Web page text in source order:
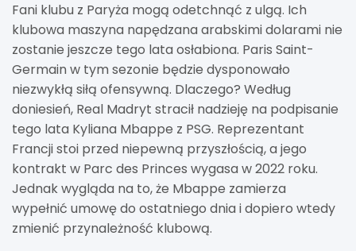
Fani klubu z Paryża mogą odetchnąć z ulgą. Ich
klubowa maszyna napędzana arabskimi dolarami nie
zostanie jeszcze tego lata osłabiona. Paris Saint-
Germain w tym sezonie będzie dysponowało
niezwykłą siłą ofensywną. Dlaczego? Według
doniesień, Real Madryt stracił nadzieję na podpisanie
tego lata Kyliana Mbappe z PSG. Reprezentant
Francji stoi przed niepewną przyszłością, a jego
kontrakt w Parc des Princes wygasa w 2022 roku.
Jednak wygląda na to, że Mbappe zamierza
wypełnić umowę do ostatniego dnia i dopiero wtedy
zmienić przynależność klubową.